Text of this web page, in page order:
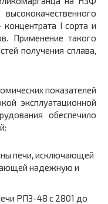
I сорта и
Применение такого
получения сплава,
показателей
эксплуатационной
обеспечило
печи, исключающей
надежную и
РПЗ-48 с 2801 до